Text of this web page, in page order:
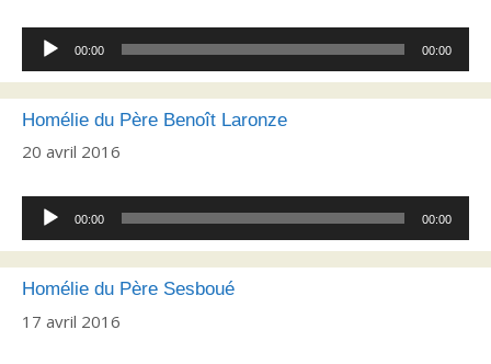
Lecteur
audio
00:00 00:00
Homélie du Père Benoît Laronze
20 avril 2016
Lecteur
audio
00:00 00:00
Homélie du Père Sesboué
17 avril 2016